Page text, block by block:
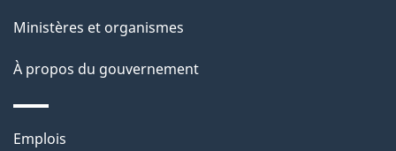
a
g
e
Ministères et organismes
À propos du gouvernement
Thèmes
Emplois